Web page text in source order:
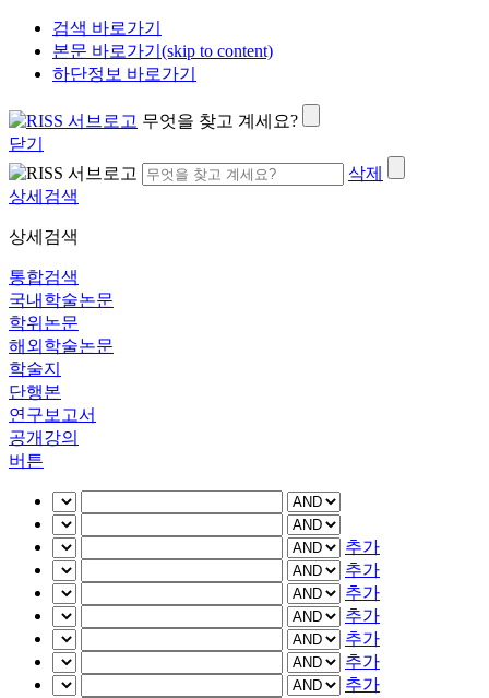
검색 바로가기
본문 바로가기(skip to content)
하단정보 바로가기
무엇을 찾고 계세요?
닫기
삭제
상세검색
상세검색
통합검색
국내학술논문
학위논문
해외학술논문
학술지
단행본
연구보고서
공개강의
버튼
추가
추가
추가
추가
추가
추가
추가